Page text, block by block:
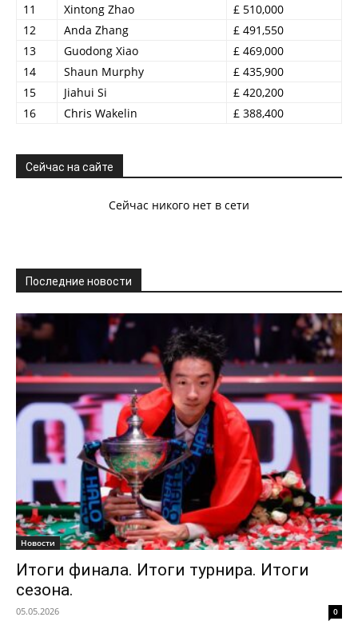
11
Xintong Zhao
£ 510,000
12
Anda Zhang
£ 491,550
13
Guodong Xiao
£ 469,000
14
Shaun Murphy
£ 435,900
15
Jiahui Si
£ 420,200
16
Chris Wakelin £ 388,400
Сейчас на сайте
Сейчас никого нет в сети
Последние новости
Новости
Итоги финала. Итоги турнира. Итоги
сезона.
05.05.2026 0